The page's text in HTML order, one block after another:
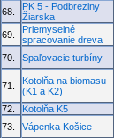
68.
PK 5 - Podbreziny
Žiarska
69.
Priemyselné
spracovanie dreva
70. Spaľovacie turbíny
71.
Kotolňa na biomasu
(K1 a K2)
72. Kotolňa K5
73.
Vápenka Košice